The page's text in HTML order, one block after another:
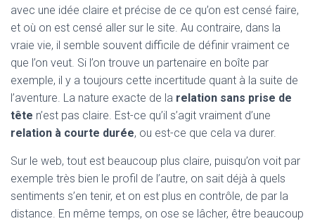
avec une idée claire et précise de ce qu’on est censé faire,
et où on est censé aller sur le site. Au contraire, dans la
vraie vie, il semble souvent difficile de définir vraiment ce
que l’on veut. Si l’on trouve un partenaire en boîte par
exemple, il y a toujours cette incertitude quant à la suite de
l’aventure. La nature exacte de la relation sans prise de
tête n’est pas claire. Est-ce qu’il s’agit vraiment d’une
relation à courte durée, ou est-ce que cela va durer.
Sur le web, tout est beaucoup plus claire, puisqu’on voit par
exemple très bien le profil de l’autre, on sait déjà à quels
sentiments s’en tenir, et on est plus en contrôle, de par la
distance. En même temps, on ose se lâcher, être beaucoup